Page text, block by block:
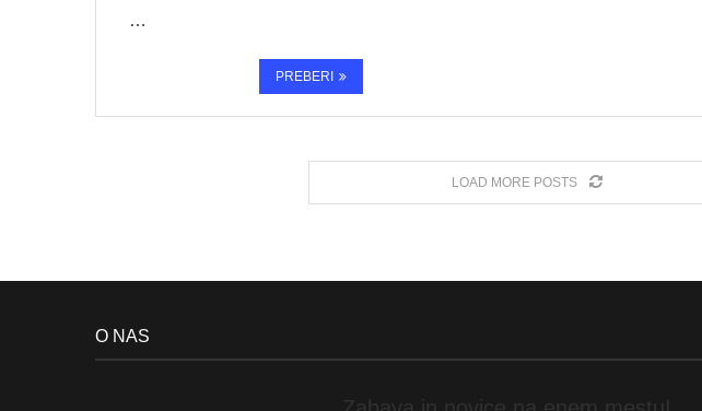
…
PREBERI
LOAD MORE POSTS
O NAS